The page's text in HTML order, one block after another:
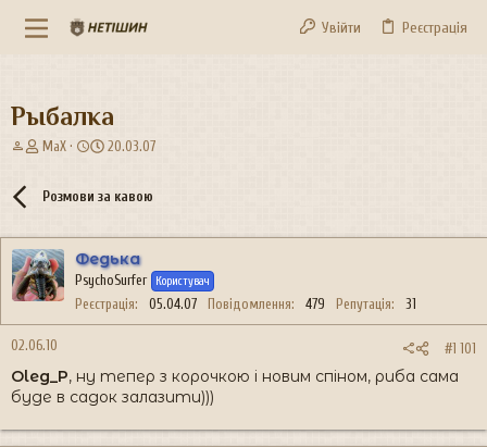
Увійти Реєстрація
Рыбалка
А
о
т
е
м
и
MaX
Д
а
т
в
о
р
е
я
20.03.07
Розмови за кавою
Федька
PsychoSurfer Користувач
Реєстрація 05.04.07 Повідомлення 479 Репутація 31
02.06.10 #1 101
Oleg_P, ну тепер з корочкою і новим спіном, риба сама
буде в садок залазити)))